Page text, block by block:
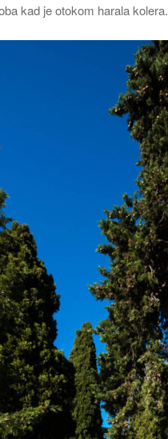
kad je otokom harala kolera.